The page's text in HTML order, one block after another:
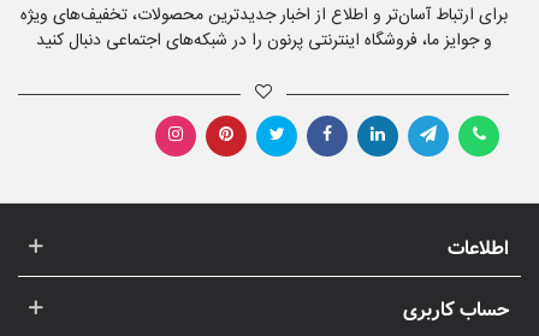
برای ارتباط آسان‌تر و اطلاع از اخبار جدیدترین محصولات، تخفیف‌های ویژه
و جوایز ما، فروشگاه اینترنتی پرنون را در شبکه‌های اجتماعی دنبال کنید
اطلاعات
حساب کاربری